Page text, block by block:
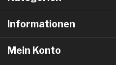
Informationen
Mein Konto